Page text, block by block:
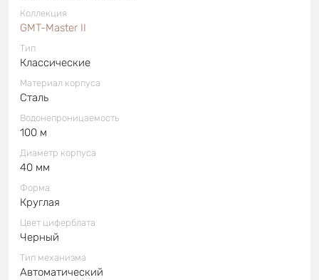
Коллекция
GMT-Master II
Тип
Классические
Материал корпуса
Сталь
Водонепроницаемость
100 м
Диаметр корпуса
40 мм
Форма
Круглая
Цвет циферблата
Черный
Тип механизма
Автоматический